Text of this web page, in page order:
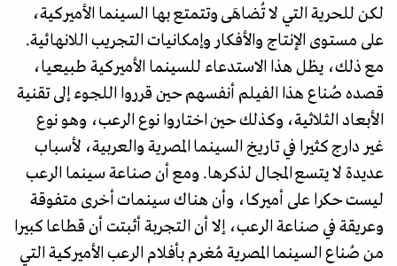
لكن للحرية التي لا تُضاهَى وتتمتع بها السينما الأميركية،
على مستوى الإنتاج والأفكار وإمكانيات التجريب اللانهائية.
مع ذلك، يظل هذا الاستدعاء للسينما الأميركية طبيعيا،
قصده صُناع هذا الفيلم أنفسهم حين قرروا اللجوء إلى تقنية
الأبعاد الثلاثية، وكذلك حين اختاروا نوع الرعب، وهو نوع
غير دارج كثيرا في تاريخ السينما المصرية والعربية، لأسباب
عديدة لا يتسع المجال لذكرها. ومع أن صناعة سينما الرعب
ليست حكرا على أميركا، وأن هناك سينمات أخرى متفوقة
وعريقة في صناعة الرعب، إلا أن التجربة أثبتت أن قطاعا كبيرا
من صُناع السينما المصرية مُغرم بأفلام الرعب الأميركية التي